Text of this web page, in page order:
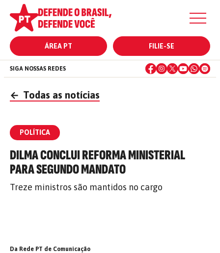
ÁREA PT FILIE-SE
SIGA NOSSAS REDES
← Todas as notícias
POLÍTICA
DILMA CONCLUI REFORMA MINISTERIAL
PARA SEGUNDO MANDATO
Treze ministros são mantidos no cargo
Da Rede PT de Comunicação